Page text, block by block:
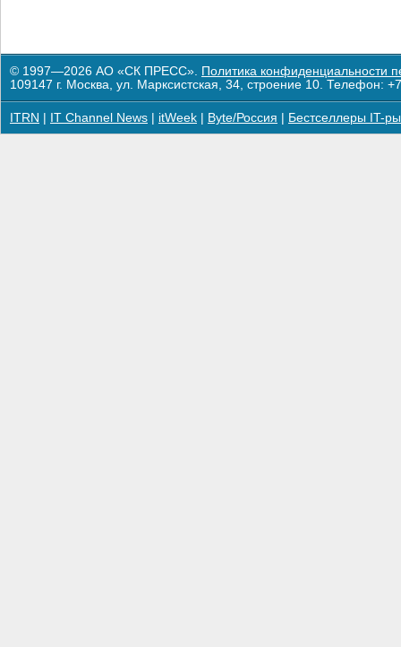
© 1997—2026 АО «СК ПРЕСС». Политика конфиденциальности
109147 г. Москва, ул. Марксистская, 34, строение 10. Телефон:
ITRN IT Channel News itWeek Byte/Россия Бестселлеры IT-